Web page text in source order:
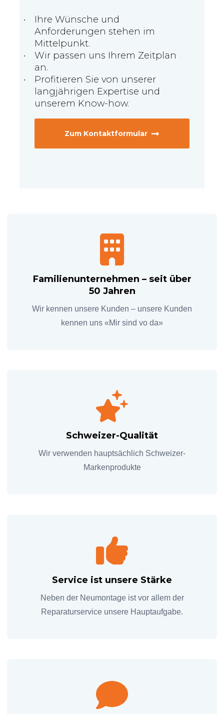
Ihre Wünsche und
Anforderungen stehen im
Mittelpunkt.
Wir passen uns Ihrem Zeitplan
an.
Profitieren Sie von unserer
langjährigen Expertise und
unserem Know-how.
Zum Kontaktformular
Familienunternehmen – seit über
50 Jahren
Wir kennen unsere Kunden – unsere Kunden
kennen uns «Mir sind vo da»
Schweizer-Qualität
Wir verwenden hauptsächlich Schweizer-
Markenprodukte
Service ist unsere Stärke
Neben der Neumontage ist vor allem der
Reparaturservice unsere Hauptaufgabe.